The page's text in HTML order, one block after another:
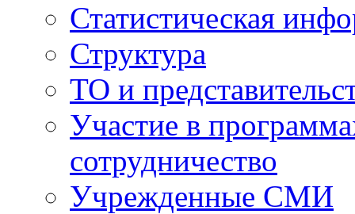
Статистическая
Структура
ТО и
Участие в
сотрудничество
Учрежденные СМИ